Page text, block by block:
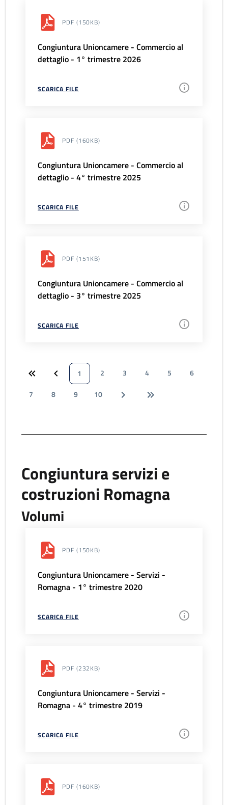
PDF (150KB)
Congiuntura Unioncamere - Commercio al
dettaglio - 1° trimestre 2026
SCARICA FILE
PDF (160KB)
Congiuntura Unioncamere - Commercio al
dettaglio - 4° trimestre 2025
SCARICA FILE
PDF (151KB)
Congiuntura Unioncamere - Commercio al
dettaglio - 3° trimestre 2025
SCARICA FILE
1 2 3 4 5
6
7
8 9 10
Congiuntura servizi e
costruzioni Romagna
Volumi
PDF (150KB)
Congiuntura Unioncamere - Servizi -
Romagna - 1° trimestre 2020
SCARICA FILE
PDF (232KB)
Congiuntura Unioncamere - Servizi -
Romagna - 4° trimestre 2019
SCARICA FILE
PDF (160KB)